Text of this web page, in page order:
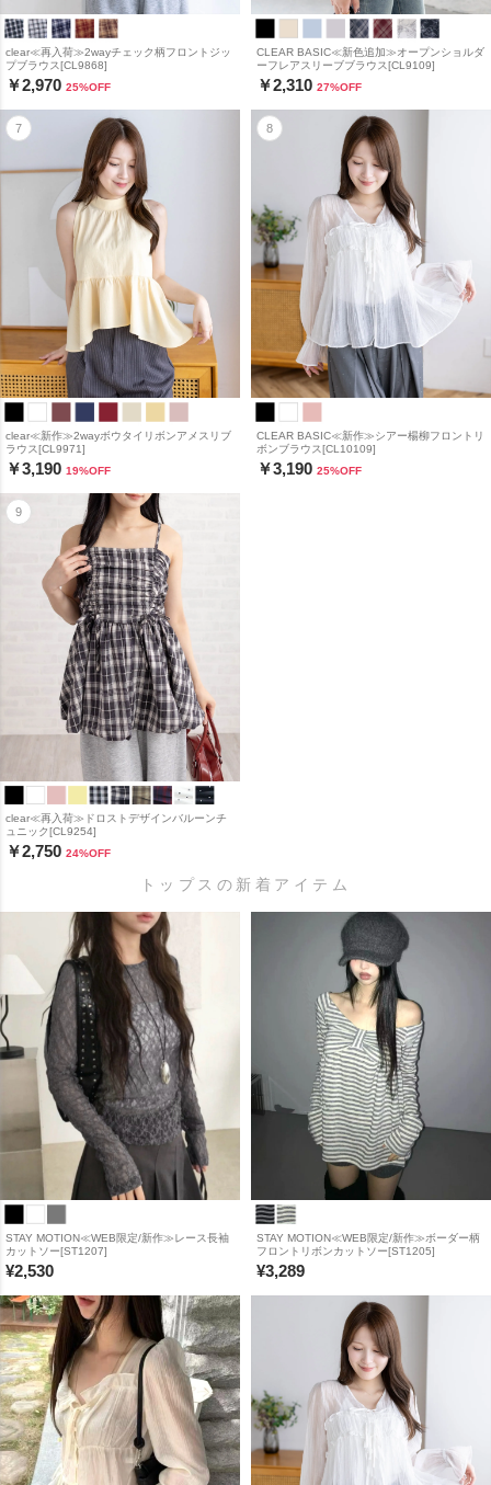
clear≪再入荷≫2wayチェック柄フロントジッ
プブラウス[CL9868]
￥2,970 25%OFF
CLEAR BASIC≪新色追加≫オープンショルダ
ーフレアスリーブブラウス[CL9109]
￥2,310 27%OFF
clear≪新作≫2wayボウタイリボンアメスリブ
ラウス[CL9971]
￥3,190 19%OFF
CLEAR BASIC≪新作≫シアー楊柳フロントリ
ボンブラウス[CL10109]
￥3,190 25%OFF
clear≪再入荷≫ドロストデザインバルーンチ
ュニック[CL9254]
￥2,750 24%OFF
トップスの新着アイテム
STAY MOTION≪WEB限定/新作≫レース長袖
カットソー[ST1207]
¥2,530
STAY MOTION≪WEB限定/新作≫ボーダー柄
フロントリボンカットソー[ST1205]
¥3,289